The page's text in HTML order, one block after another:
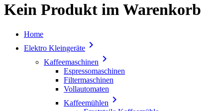
Kein Produkt im Warenkorb
Home
Elektro Kleingeräte 
Kaffeemaschinen 
Espressomaschinen
Filtermaschinen
Vollautomaten
Kaffeemühlen 